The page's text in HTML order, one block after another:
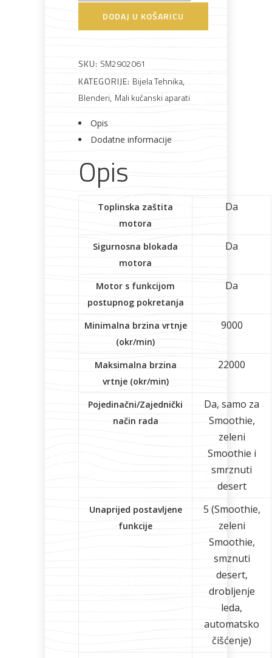
galanterija
količina
DODAJ U KOŠARICU
SKU: SM2902061
KATEGORIJE: Bijela Tehnika,
Blenderi, Mali kućanski aparati
Opis
Dodatne informacije
Opis
Toplinska zaštita
motora
Da
Sigurnosna blokada
motora
Da
Motor s funkcijom
postupnog pokretanja
Da
Minimalna brzina vrtnje
(okr/min)
9000
Maksimalna brzina
vrtnje (okr/min)
22000
Pojedinačni/Zajednički
način rada
Da, samo za
Smoothie,
zeleni
Smoothie i
smrznuti
desert
Unaprijed postavljene
funkcije
5 (Smoothie,
zeleni
Smoothie,
smznuti
desert,
drobljenje
leda,
automatsko
čišćenje)